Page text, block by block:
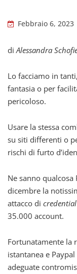
Febbraio 6, 2023
diAlessandra
Lo facciamo in
fantasia o per
pericoloso.
Usare la stessa
su siti differenti o
rischi di furto
Ne sanno qualcosa
dicembre la
attacco di
35.000 account.
Fortunatamente la
istantanea e
adeguate